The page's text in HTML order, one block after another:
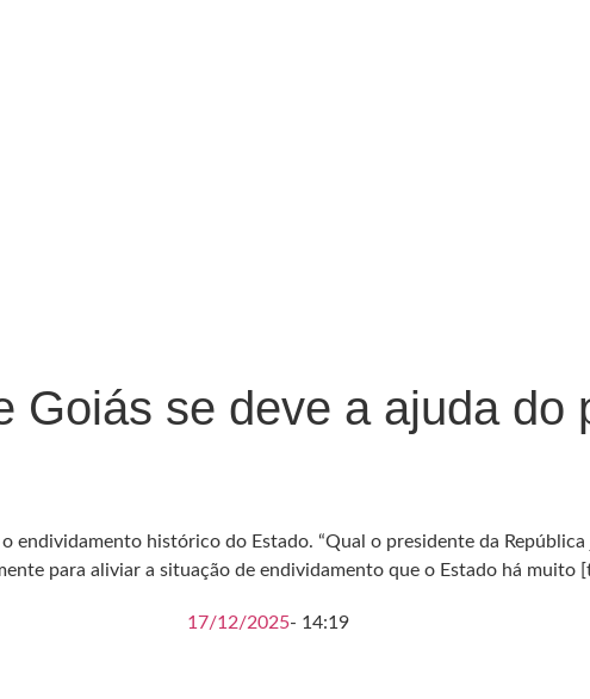
Goiás se deve a ajuda do
endividamento histórico do Estado. “Qual o presidente da
para aliviar a situação de endividamento que o Estado há muito
17/12/2025- 14:19